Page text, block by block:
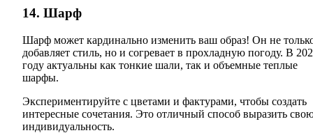
14. Шарф
Шарф может кардинально изменить ваш образ! Он не
добавляет стиль, но и согревает в прохладную погоду. В
году актуальны как тонкие шали, так и объемные теплые
шарфы.
Экспериментируйте с цветами и фактурами, чтобы создать
интересные сочетания. Это отличный способ выразить
индивидуальность.